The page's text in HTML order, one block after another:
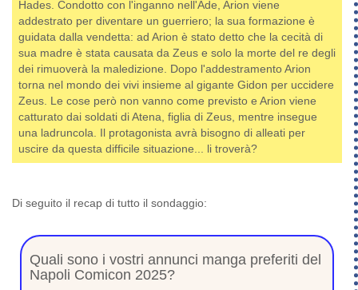
Hades. Condotto con l'inganno nell'Ade, Arion viene
addestrato per diventare un guerriero; la sua formazione è
guidata dalla vendetta: ad Arion è stato detto che la cecità di
sua madre è stata causata da Zeus e solo la morte del re degli
dei rimuoverà la maledizione. Dopo l'addestramento Arion
torna nel mondo dei vivi insieme al gigante Gidon per uccidere
Zeus. Le cose però non vanno come previsto e Arion viene
catturato dai soldati di Atena, figlia di Zeus, mentre insegue
una ladruncola. Il protagonista avrà bisogno di alleati per
uscire da questa difficile situazione... li troverà?
Di seguito il recap di tutto il sondaggio:
Quali sono i vostri annunci manga preferiti del
Napoli Comicon 2025?